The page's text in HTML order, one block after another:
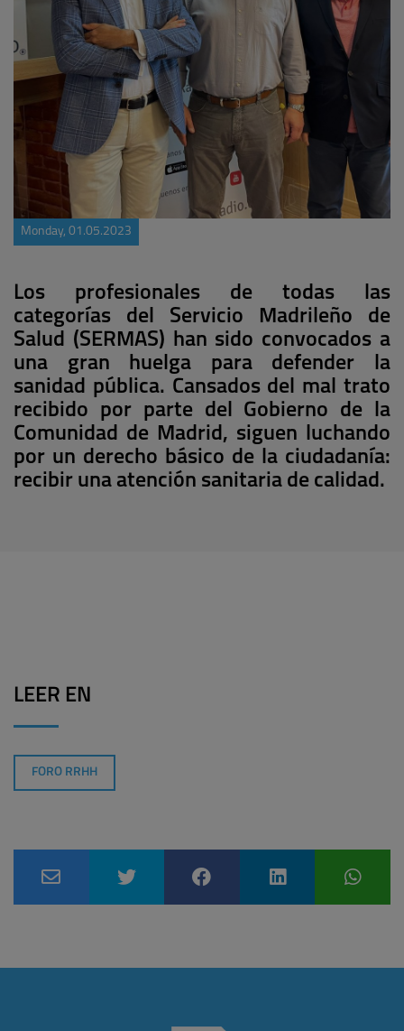
Monday, 01.05.2023
Los profesionales de todas las
categorías del Servicio Madrileño de
Salud (SERMAS) han sido convocados a
una gran huelga para defender la
sanidad pública. Cansados del mal trato
recibido por parte del Gobierno de la
Comunidad de Madrid, siguen luchando
por un derecho básico de la ciudadanía:
recibir una atención sanitaria de calidad.
LEER EN
FORO RRHH